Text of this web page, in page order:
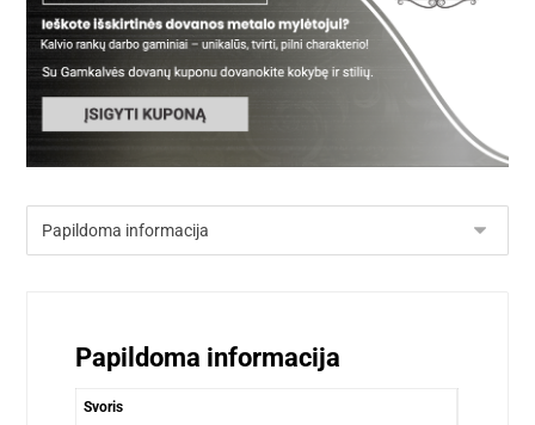
Papildoma informacija
Svoris